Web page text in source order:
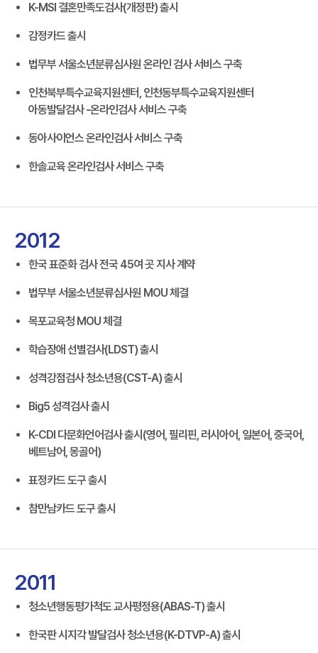
K-MSI 결혼만족도검사(개정판) 출시
감정카드 출시
법무부 서울소년분류심사원 온라인 검사 서비스 구축
인천북부특수교육지원센터, 인천동부특수교육지원센터
아동발달검사 -온라인검사 서비스 구축
동아사이언스 온라인검사 서비스 구축
한솔교육 온라인검사 서비스 구축
2012
한국 표준화 검사 전국 45여 곳 지사 계약
법무부 서울소년분류심사원 MOU 체결
목포교육청 MOU 체결
학습장애 선별검사(LDST) 출시
성격강점검사 청소년용(CST-A) 출시
Big5 성격검사 출시
K-CDI 다문화언어검사 출시(영어, 필리핀, 러시아어, 일본어, 중국어,
베트남어, 몽골어)
표정카드 도구 출시
참만남카드 도구 출시
2011
청소년행동평가척도 교사평정용(ABAS-T) 출시
한국판 시지각 발달검사 청소년용(K-DTVP-A) 출시